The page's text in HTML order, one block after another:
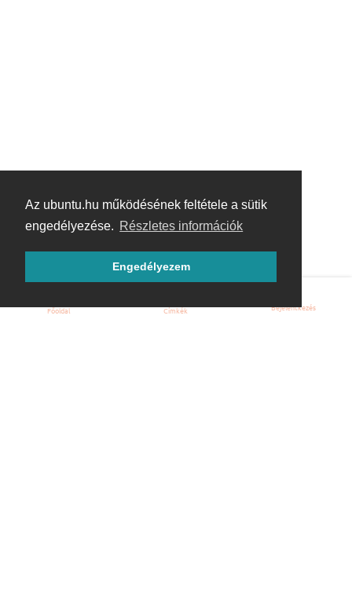
Az ubuntu.hu működésének feltétele a sütik
engedélyezése. Részletes információk
Engedélyezem
Főoldal Címkék Bejelentkezés